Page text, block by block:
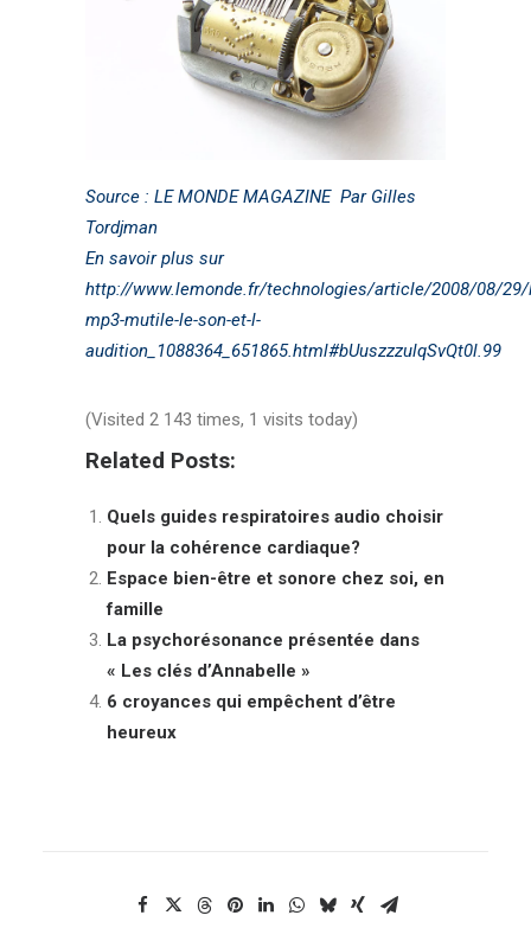
Source : LE MONDE MAGAZINE Par Gilles
Tordjman
En savoir plus sur
http://www.lemonde.fr/technologies/article/2008/08/29/
mp3-mutile-le-son-et-l-
audition_1088364_651865.html#bUuszzzulqSvQt0l.99
(Visited 2 143 times, 1 visits today)
Related Posts:
Quels guides respiratoires audio choisir
pour la cohérence cardiaque?
Espace bien-être et sonore chez soi, en
famille
La psychorésonance présentée dans
« Les clés d’Annabelle »
6 croyances qui empêchent d’être
heureux